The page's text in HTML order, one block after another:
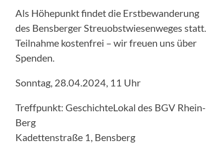
Als Höhepunkt findet die Erstbewanderung
des Bensberger Streuobstwiesenweges statt.
Teilnahme kostenfrei – wir freuen uns über
Spenden.
Sonntag, 28.04.2024, 11 Uhr
Treffpunkt: GeschichteLokal des BGV Rhein-
Berg
Kadettenstraße 1, Bensberg